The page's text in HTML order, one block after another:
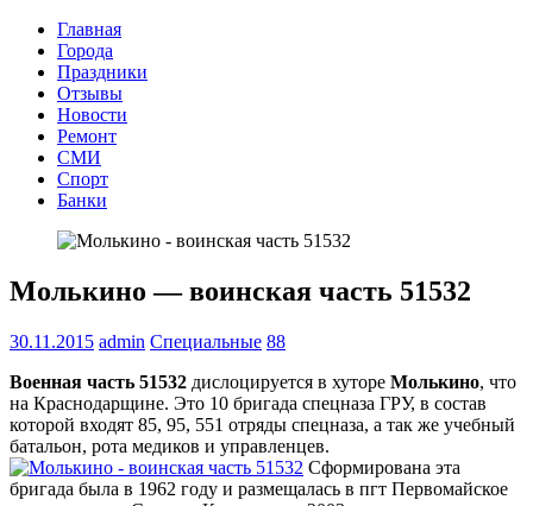
Главная
Города
Праздники
Отзывы
Новости
Ремонт
СМИ
Спорт
Банки
Молькино — воинская часть 51532
30.11.2015 admin Специальные 88
Военная часть 51532 дислоцируется в хуторе Молькино, что
на Краснодарщине. Это 10 бригада спецназа ГРУ, в состав
которой входят 85, 95, 551 отряды спецназа, а так же учебный
батальон, рота медиков и управленцев.
Сформирована эта
бригада была в 1962 году и размещалась в пгт Первомайское